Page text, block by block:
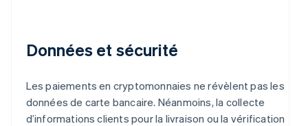
Données et sécurité
Les paiements en cryptomonnaies ne révèlent pas les
données de carte bancaire. Néanmoins, la collecte
d’informations clients pour la livraison ou la vérification